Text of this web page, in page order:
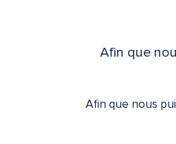
Afin que
Afin que nous